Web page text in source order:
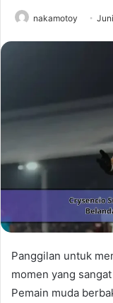
nakamotoy
Panggilan untuk
momen yang
Pemain muda